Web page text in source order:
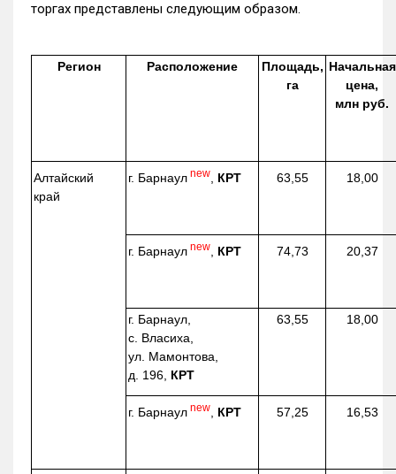
торгах представлены следующим образом.
Регион Расположение
Площадь,
га
Начальная
цена,
млн руб.
Алтайский
край
г. Барнаул new КРТ 63,55 18,00
г. Барнаул new КРТ 74,73 20,37
г. Барнаул,
с. Власиха,
ул. Мамонтова,
д. 196, КРТ
63,55 18,00
г. Барнаул new КРТ 57,25 16,53